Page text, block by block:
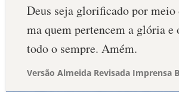
Deus seja glorificado por meio
ma quem pertencem a glória
todo o sempre. Amém.
Versão Almeida Revisada Imprensa